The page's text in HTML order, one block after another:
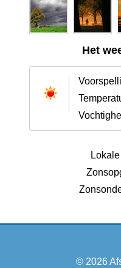
Het
© 2026